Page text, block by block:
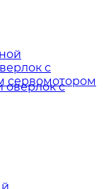
с
сервомотором